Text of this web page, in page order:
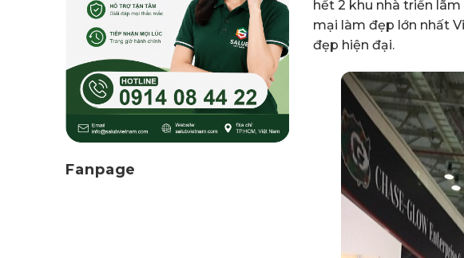
Fanpage
hết 2 khu nhà triển
mại làm đẹp lớn nhất
đẹp hiện đại.